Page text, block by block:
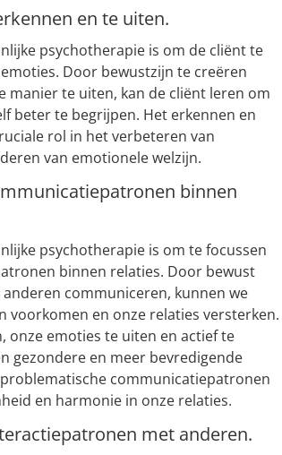
en te uiten.
psychotherapie is om de cliënt te
Door bewustzijn te creëren
manier te uiten, kan de cliënt leren om
beter te begrijpen. Het erkennen en
rol in het verbeteren van
van emotionele welzijn.
binnen
psychotherapie is om te focussen
binnen relaties. Door bewust
communiceren, kunnen we
en onze relaties versterken.
onze emoties te uiten en actief te
gezondere en meer bevredigende
communicatiepatronen
en harmonie in onze relaties.
met anderen.